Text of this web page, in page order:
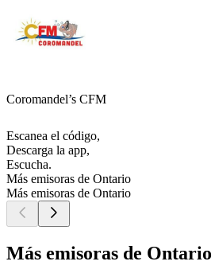
Coromandel’s CFM
Escanea el código,
Descarga la app,
Escucha.
Más emisoras de Ontario
Más emisoras de Ontario
Más emisoras de Ontario